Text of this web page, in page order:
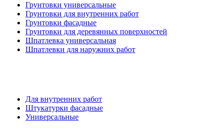
Грунтовки универсальные
Грунтовки для внутренних работ
Грунтовки фасадные
Грунтовки для деревянных поверхностей
Шпатлевка универсальная
Шпатлевки для наружних работ
Для внутренних работ
Штукатурки фасадные
Универсальные